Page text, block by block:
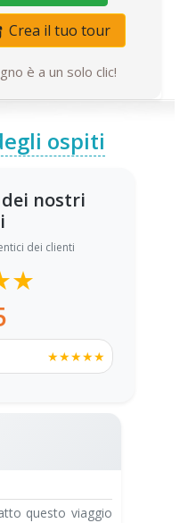
Crea il tuo tour
è a un solo clic!
ospiti
nostri
dei clienti
★★★★★
questo viaggio